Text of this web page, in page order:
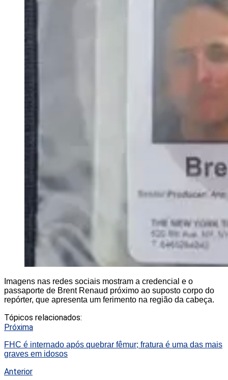
Imagens nas redes sociais mostram a credencial e o
passaporte de Brent Renaud próximo ao suposto corpo do
repórter, que apresenta um ferimento na região da cabeça.
Tópicos relacionados:
Próxima
FHC é internado após quebrar fêmur; fratura é uma das mais
graves em idosos
Anterior